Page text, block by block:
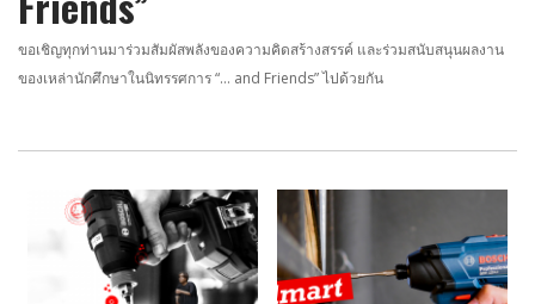
ขอเชิญทุกท่านมาร่วมสัมผัสพลังของความคิดสร้างสรรค์ และร่วมสนับสนุนผลงาน
ของเหล่านักศึกษาในนิทรรศการ “… and Friends” ไปด้วยกัน